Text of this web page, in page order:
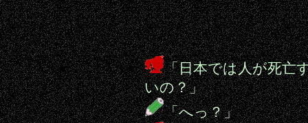
「日本では人が死亡
いの？」
「へっ？」